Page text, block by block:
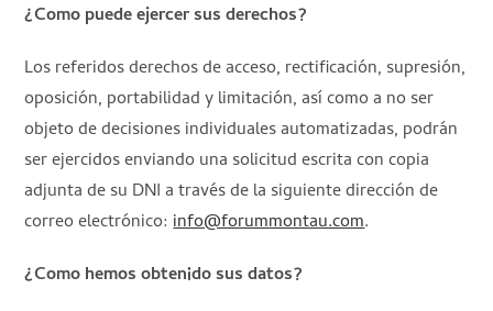
¿Como puede ejercer sus derechos?
Los referidos derechos de acceso, rectificación, supresión,
oposición, portabilidad y limitación, así como a no ser
objeto de decisiones individuales automatizadas, podrán
ser ejercidos enviando una solicitud escrita con copia
adjunta de su DNI a través de la siguiente dirección de
correo electrónico:info@forummontau.com.
¿Como hemos obtenido sus datos?